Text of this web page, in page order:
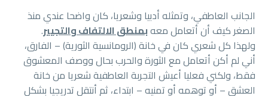
الجانب العاطفي، وتمثله أدبيا وشعريا، كان واضحا عندي منذ
الصغر كيف أن أتعامل معهبمنطق الالتفاف والتجيير.
ولهذا كل شعري كان في خانة (الرومانسية الثورية) – الفارق،
أني لم أكن أتعامل مع الثورة والحرب بحال ووصف المعشوق
فقط، ولكني فعليا أعيش التجربة العاطفية شعريا من خانة
العشق – أو توهمه أو تمنيه – ابتداء، ثم أنتقل تدريجيا بشكل